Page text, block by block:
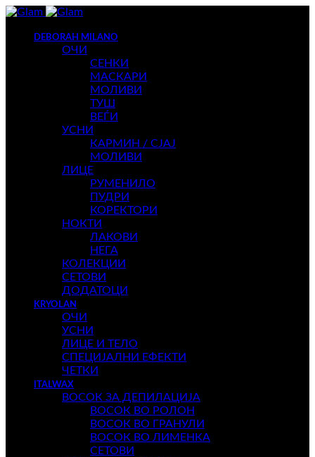
DEBORAH MILANO
ОЧИ
СЕНКИ
МАСКАРИ
МОЛИВИ
ТУШ
ВЕЃИ
УСНИ
КАРМИН / СЈАЈ
МОЛИВИ
ЛИЦЕ
РУМЕНИЛО
ПУДРИ
КОРЕКТОРИ
НОКТИ
ЛАКОВИ
НЕГА
КОЛЕКЦИИ
СЕТОВИ
ДОДАТОЦИ
KRYOLAN
ОЧИ
УСНИ
ЛИЦЕ И ТЕЛО
СПЕЦИЈАЛНИ ЕФЕКТИ
ЧЕТКИ
ITALWAX
ВОСОК ЗА ДЕПИЛАЦИЈА
ВОСОК ВО РОЛОН
ВОСОК ВО ГРАНУЛИ
ВОСОК ВО ЛИМЕНКА
СЕТОВИ